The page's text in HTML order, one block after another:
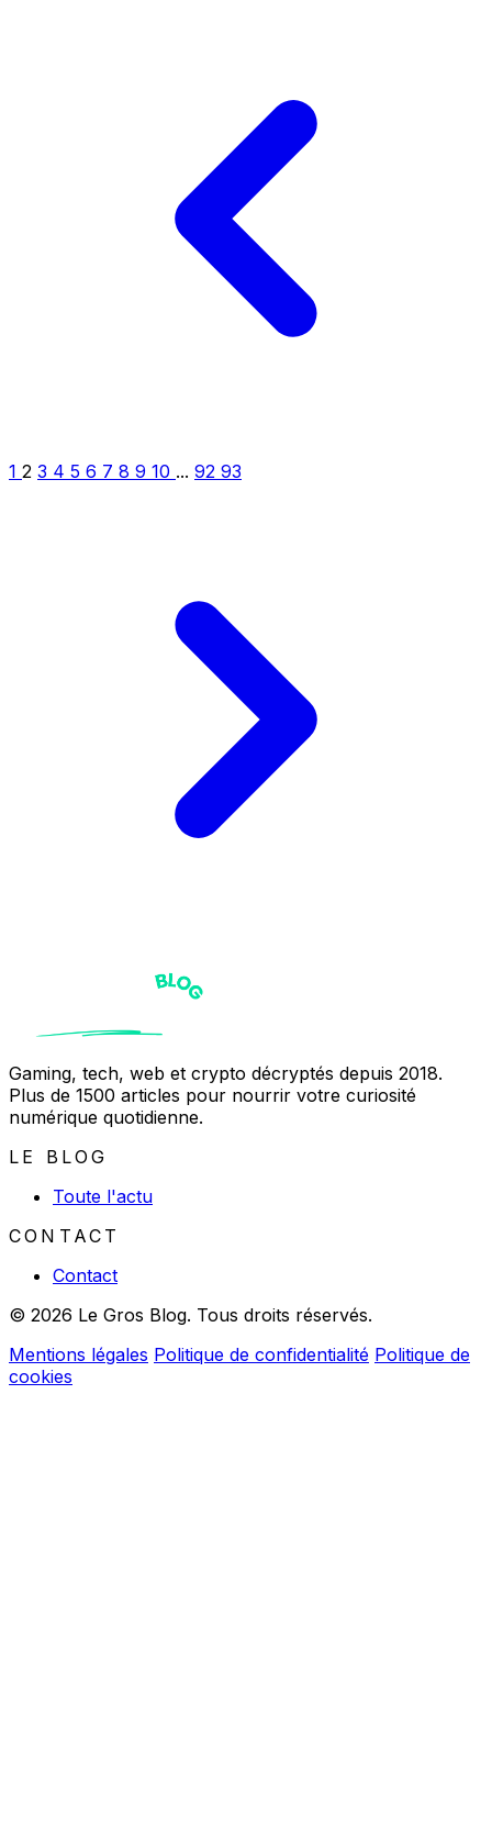
1 2 3 4 5 6 7 8 9 10 ... 92 93
Gaming, tech, web et crypto décryptés depuis 2018.
Plus de 1500 articles pour nourrir votre curiosité
numérique quotidienne.
LE BLOG
Toute l'actu
CONTACT
Contact
© 2026 Le Gros Blog. Tous droits réservés.
Mentions légales Politique de confidentialité Politique de
cookies